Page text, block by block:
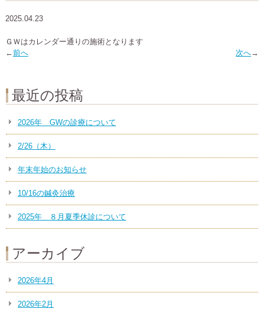
2025.04.23
ＧＷはカレンダー通りの施術となります
←前へ 次へ→
最近の投稿
2026年 GWの診療について
2/26（木）
年末年始のお知らせ
10/16の鍼灸治療
2025年 ８月夏季休診について
アーカイブ
2026年4月
2026年2月